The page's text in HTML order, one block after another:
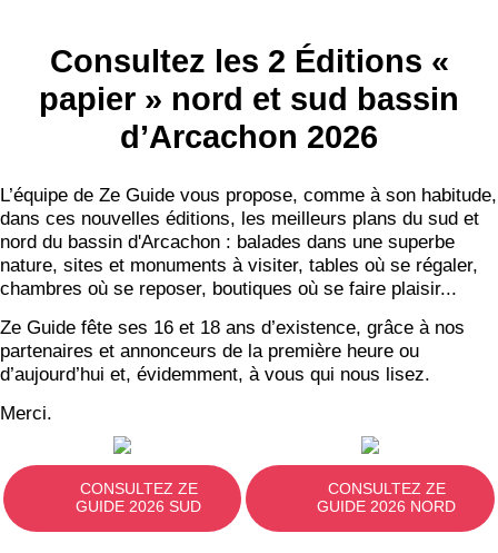
Consultez les 2 Éditions «
papier » nord et sud bassin
d’Arcachon 2026
L’équipe de Ze Guide vous propose, comme à son habitude,
dans ces nouvelles éditions, les meilleurs plans du sud et
nord du bassin d'Arcachon : balades dans une superbe
nature, sites et monuments à visiter, tables où se régaler,
chambres où se reposer, boutiques où se faire plaisir...
Ze Guide fête ses 16 et 18 ans d’existence, grâce à nos
partenaires et annonceurs de la première heure ou
d’aujourd’hui et, évidemment, à vous qui nous lisez.
Merci.
CONSULTEZ ZE
GUIDE 2026 SUD
CONSULTEZ ZE
GUIDE 2026 NORD